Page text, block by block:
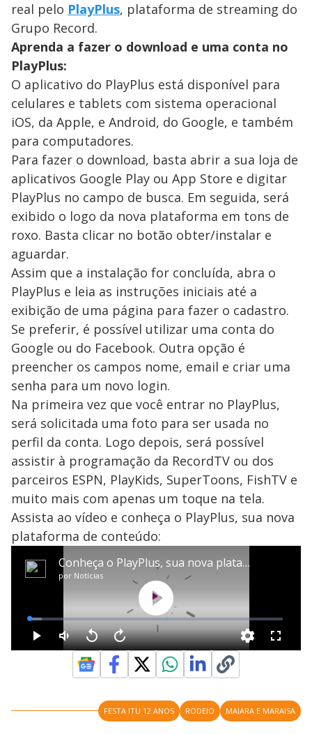
real pelo PlayPlus, plataforma de streaming do
Grupo Record.
Aprenda a fazer o download e uma conta no
PlayPlus:
O aplicativo do PlayPlus está disponível para
celulares e tablets com sistema operacional
iOS, da Apple, e Android, do Google, e também
para computadores.
Para fazer o download, basta abrir a sua loja de
aplicativos Google Play ou App Store e digitar
PlayPlus no campo de busca. Em seguida, será
exibido o logo da nova plataforma em tons de
roxo. Basta clicar no botão obter/instalar e
aguardar.
Assim que a instalação for concluída, abra o
PlayPlus e leia as instruções iniciais até a
exibição de uma página para fazer o cadastro.
Se preferir, é possível utilizar uma conta do
Google ou do Facebook. Outra opção é
preencher os campos nome, email e criar uma
senha para um novo login.
Na primeira vez que você entrar no PlayPlus,
será solicitada uma foto para ser usada no
perfil da conta. Logo depois, será possível
assistir à programação da RecordTV ou dos
parceiros ESPN, PlayKids, SuperToons, FishTV e
muito mais com apenas um toque na tela.
Assista ao vídeo e conheça o PlayPlus, sua nova
plataforma de conteúdo:
FESTA ITU 12 ANOS RODEIO MAIARA E MARAISA